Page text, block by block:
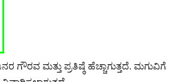
ಮತ್ತು ಪ್ರತಿಷ್ಠೆ ಹೆಚ್ಚಾಗುತ್ತದೆ. ಮಗುವಿಗೆ